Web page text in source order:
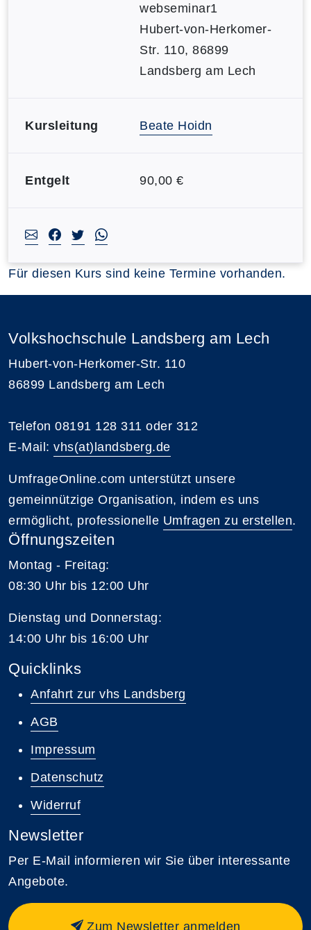
webseminar1
Hubert-von-Herkomer-
Str. 110, 86899
Landsberg am Lech
Kursleitung Beate Hoidn
Entgelt 90,00 €
Für diesen Kurs sind keine Termine vorhanden.
Volkshochschule Landsberg am Lech
Hubert-von-Herkomer-Str. 110
86899 Landsberg am Lech
Telefon 08191 128 311 oder 312
E-Mail: vhs(at)landsberg.de
UmfrageOnline.com unterstützt unsere
gemeinnützige Organisation, indem es uns
ermöglicht, professionelle Umfragen zu erstellen.
Öffnungszeiten
Montag - Freitag:
08:30 Uhr bis 12:00 Uhr
Dienstag und Donnerstag:
14:00 Uhr bis 16:00 Uhr
Quicklinks
Anfahrt zur vhs Landsberg
AGB
Impressum
Datenschutz
Widerruf
Newsletter
Per E-Mail informieren wir Sie über interessante
Angebote.
Zum Newsletter anmelden